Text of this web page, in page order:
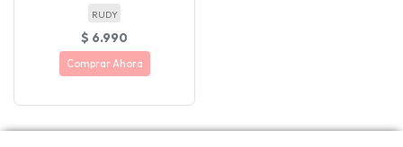
RUDY
$ 6.990
Comprar Ahora